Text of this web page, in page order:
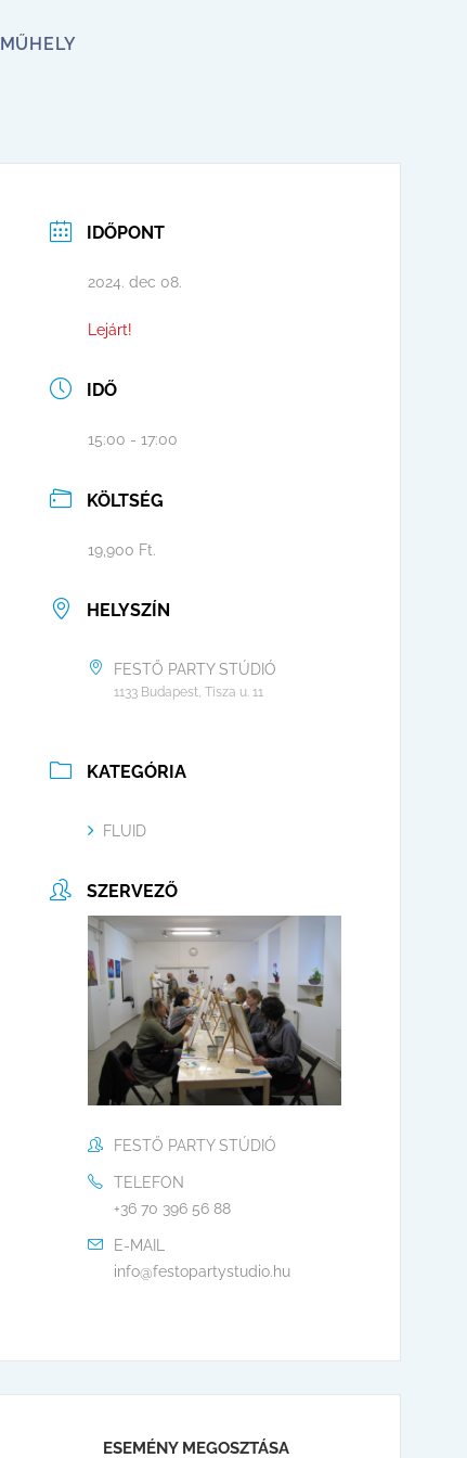
MŰHELY
IDŐPONT
2024. dec 08.
Lejárt!
IDŐ
15:00 - 17:00
KÖLTSÉG
19,900 Ft.
HELYSZÍN
FESTŐ PARTY STÚDIÓ
1133 Budapest, Tisza u. 11
KATEGÓRIA
FLUID
SZERVEZŐ
FESTŐ PARTY STÚDIÓ
TELEFON
+36 70 396 56 88
E-MAIL
info@festopartystudio.hu
ESEMÉNY MEGOSZTÁSA